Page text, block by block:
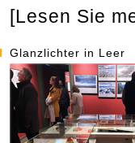
[Lesen Sie
Glanzlichter in Leer